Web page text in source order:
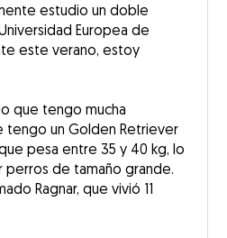
estudio un doble
Europea de
este verano, estoy
que tengo mucha
tengo un Golden Retriever
pesa entre 35 y 40 kg, lo
perros de tamaño grande.
Ragnar, que vivió 11